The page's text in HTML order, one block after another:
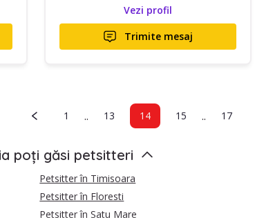
Vezi profil
Trimite mesaj
1 .. 13 14 15 .. 17
poți găsi petsitteri
Petsitter în Timisoara
Petsitter în Floresti
Petsitter în Satu Mare